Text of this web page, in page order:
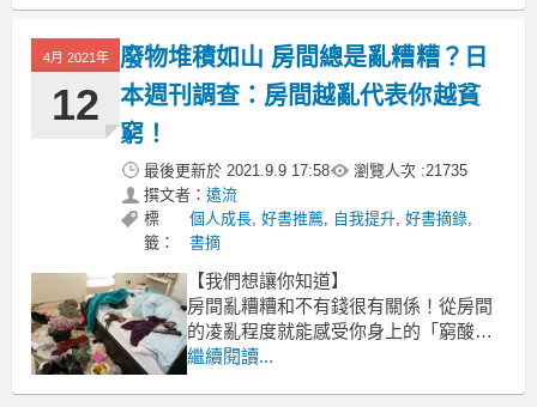
4月 2021年
12
廢物堆積如山 房間總是亂糟糟？日
本週刊調查：房間越亂代表你越貧
窮！
最後更新於 2021.9.9 17:58 瀏覽人次 :21735
撰文者： 遠流
標
籤：
個人成長,好書推薦, 自我提升,好書摘錄,
書摘
【我們想讓你知道】
房間亂糟糟和不有錢很有關係！從房間
的凌亂程度就能感受你身上的「窮酸
味」有多濃，《財富自由的吸引力法
繼續閱讀...